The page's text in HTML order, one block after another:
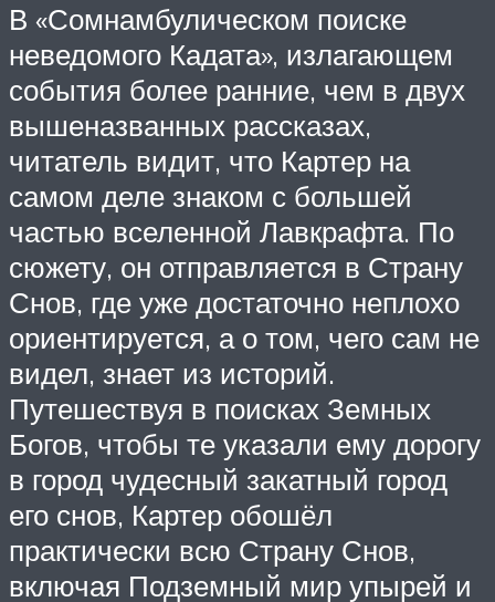
В «Сомнамбулическом поиске
неведомого Кадата», излагающем
события более ранние, чем в двух
вышеназванных рассказах,
читатель видит, что Картер на
самом деле знаком с большей
частью вселенной Лавкрафта. По
сюжету, он отправляется в Страну
Снов, где уже достаточно неплохо
ориентируется, а о том, чего сам не
видел, знает из историй.
Путешествуя в поисках Земных
Богов, чтобы те указали ему дорогу
в город чудесный закатный город
его снов, Картер обошёл
практически всю Страну Снов,
включая Подземный мир упырей и